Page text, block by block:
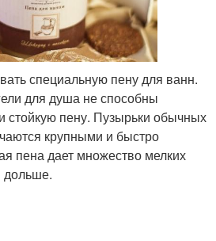
специальную пену для ванн.
для душа не способны
стойкую пену. Пузырьки обычных
крупными и быстро
пена дает множество мелких
дольше.